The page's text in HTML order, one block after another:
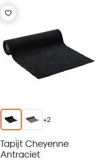
+2
Tapijt Cheyenne
Antraciet